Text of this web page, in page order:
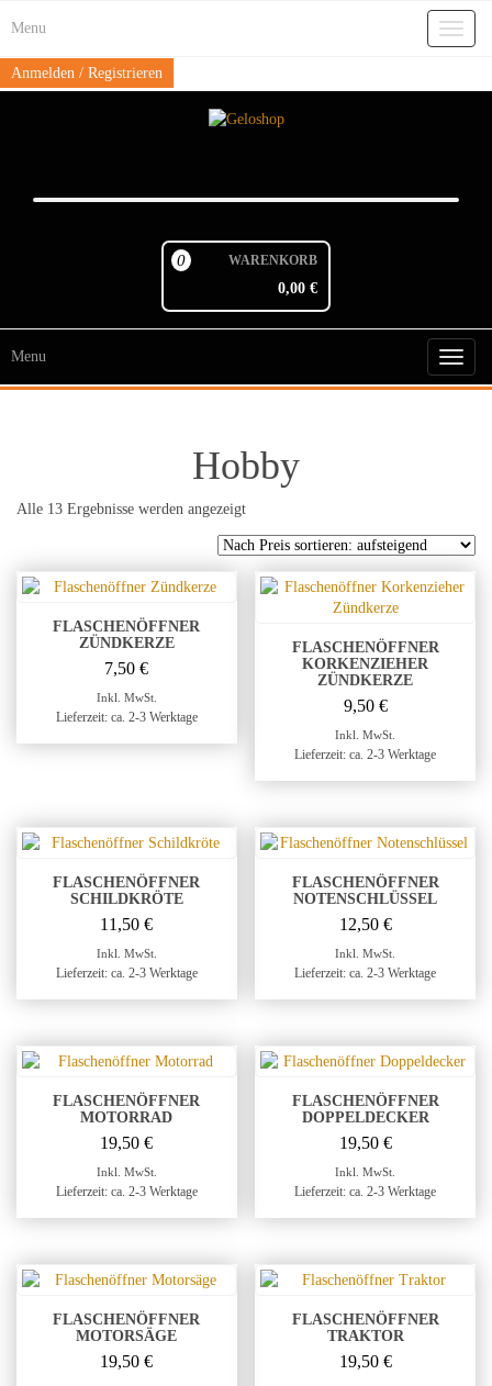
content
Toggle
Menu
Anmelden / Registrieren
0 WARENKORB
0,00 €
Toggle
Menu
Hobby
Alle 13 Ergebnisse werden angezeigtNach
sortiert:
aufsteigend
FLASCHENÖFFNER
ZÜNDKERZE
7,50€
Inkl. MwSt.
Lieferzeit: ca. 2-3 Werktage
FLASCHENÖFFNER
KORKENZIEHER
ZÜNDKERZE
9,50 €
Inkl. MwSt.
Lieferzeit: ca. 2-3 Werktage
FLASCHENÖFFNER
SCHILDKRÖTE
11,50€
Inkl. MwSt.
Lieferzeit: ca. 2-3 Werktage
FLASCHENÖFFNER
NOTENSCHLÜSSEL
12,50 €
Inkl. MwSt.
Lieferzeit: ca. 2-3 Werktage
FLASCHENÖFFNER
MOTORRAD
19,50€
Inkl. MwSt.
Lieferzeit: ca. 2-3 Werktage
FLASCHENÖFFNER
DOPPELDECKER
19,50 €
Inkl. MwSt.
Lieferzeit: ca. 2-3 Werktage
FLASCHENÖFFNER
MOTORSÄGE
19,50€
FLASCHENÖFFNER
TRAKTOR
19,50 €